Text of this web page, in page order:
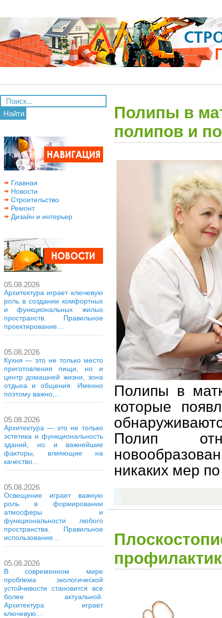
Найти
Главная
Новости
Строительство
Ремонт
Дизайн и интерьер
05.08.2026
Архитектура играет ключевую
роль в создании комфортных
и функциональных жилых
пространств. Правильное
проектирование...
05.08.2026
Кухня — это не только место
приготовления пищи, но и
центр домашней жизни, зона
отдыха и общения. Именно
поэтому важно,...
05.08.2026
Архитектура — это не только
эстетика и функциональность
зданий, но и важнейшие
факторы, влияющие на
качество...
05.08.2026
Освещение играет важную
роль в формировании
атмосферы и
функциональности любого
пространства. Правильное
использование...
05.08.2026
В современном мире
проблема экологической
устойчивости становится все
более актуальной.
Архитектура играет
ключевую...
Полипы в
полипов и
Полипы в
которые
Полип
никаких мер